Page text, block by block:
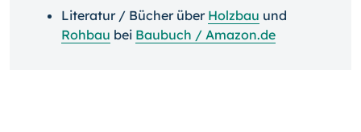
Literatur / Bücher über Holzbau und
Rohbau bei Baubuch / Amazon.de